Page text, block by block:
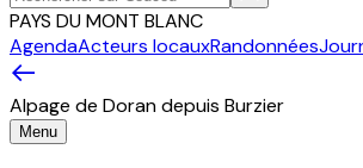
PAYS DU MONT BLANC
AgendaActeurs locauxRandonnées
Alpage de Doran depuis Burzier
Menu